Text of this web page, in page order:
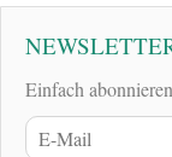
Einfach